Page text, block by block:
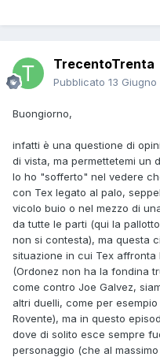
TrecentoTrenta
Pubblicato 13 Giugno
Buongiorno,
infatti è una questione di
di vista, ma permettetemi un
Io ho "sofferto" nel vedere
con Tex legato al palo,
vicolo buio o nel mezzo di
da tutte le parti (qui la
non si contesta), ma questa
situazione in cui Tex
(Ordonez non ha la fondina
come contro Joe Galvez,
altri duelli, come per
Rovente), ma in questo
dove di solito esce sempre
personaggio (che al